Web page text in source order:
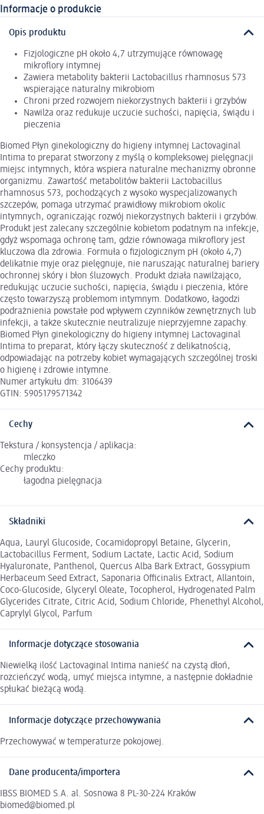
Informacje o produkcie
Opis produktu
Fizjologiczne pH około 4,7 utrzymujące równowagę
mikroflory intymnej
Zawiera metabolity bakterii Lactobacillus rhamnosus 573
wspierające naturalny mikrobiom
Chroni przed rozwojem niekorzystnych bakterii i grzybów
Nawilża oraz redukuje uczucie suchości, napięcia, świądu i
pieczenia
Biomed Płyn ginekologiczny do higieny intymnej Lactovaginal
Intima to preparat stworzony z myślą o kompleksowej pielęgnacji
miejsc intymnych, która wspiera naturalne mechanizmy obronne
organizmu. Zawartość metabolitów bakterii Lactobacillus
rhamnosus 573, pochodzących z wysoko wyspecjalizowanych
szczepów, pomaga utrzymać prawidłowy mikrobiom okolic
intymnych, ograniczając rozwój niekorzystnych bakterii i grzybów.
Produkt jest zalecany szczególnie kobietom podatnym na infekcje,
gdyż wspomaga ochronę tam, gdzie równowaga mikroflory jest
kluczowa dla zdrowia. Formuła o fizjologicznym pH (około 4,7)
delikatnie myje oraz pielęgnuje, nie naruszając naturalnej bariery
ochronnej skóry i błon śluzowych. Produkt działa nawilżająco,
redukując uczucie suchości, napięcia, świądu i pieczenia, które
często towarzyszą problemom intymnym. Dodatkowo, łagodzi
podrażnienia powstałe pod wpływem czynników zewnętrznych lub
infekcji, a także skutecznie neutralizuje nieprzyjemne zapachy.
Biomed Płyn ginekologiczny do higieny intymnej Lactovaginal
Intima to preparat, który łączy skuteczność z delikatnością,
odpowiadając na potrzeby kobiet wymagających szczególnej troski
o higienę i zdrowie intymne.
Numer artykułu dm: 3106439
GTIN: 5905179571342
Cechy
Tekstura / konsystencja / aplikacja:
mleczko
Cechy produktu:
łagodna pielęgnacja
Składniki
Aqua, Lauryl Glucoside, Cocamidopropyl Betaine, Glycerin,
Lactobacillus Ferment, Sodium Lactate, Lactic Acid, Sodium
Hyaluronate, Panthenol, Quercus Alba Bark Extract, Gossypium
Herbaceum Seed Extract, Saponaria Officinalis Extract, Allantoin,
Coco-Glucoside, Glyceryl Oleate, Tocopherol, Hydrogenated Palm
Glycerides Citrate, Citric Acid, Sodium Chloride, Phenethyl Alcohol,
Caprylyl Glycol, Parfum
Informacje dotyczące stosowania
Niewielką ilość Lactovaginal Intima nanieść na czystą dłoń,
rozcieńczyć wodą, umyć miejsca intymne, a następnie dokładnie
spłukać bieżącą wodą.
Informacje dotyczące przechowywania
Przechowywać w temperaturze pokojowej.
Dane producenta/importera
IBSS BIOMED S.A. al. Sosnowa 8 PL-30-224 Kraków
biomed@biomed.pl